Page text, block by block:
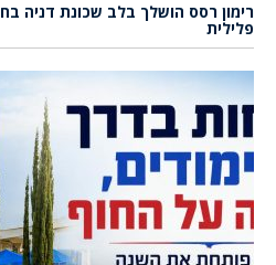
רימון רסס הושלך בלב שכונת דניה
פלילית